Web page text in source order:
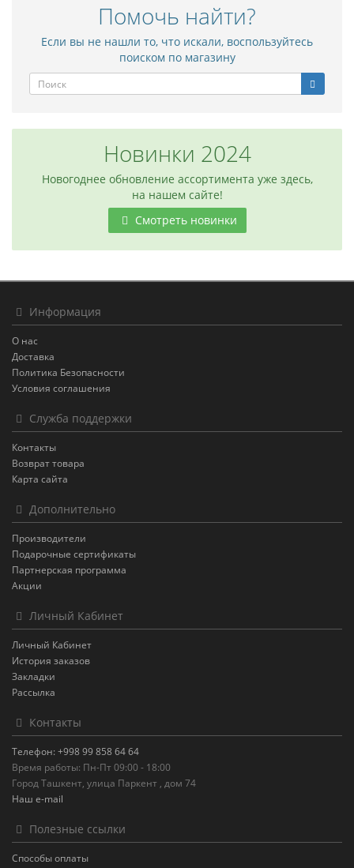
Помочь найти?
Если вы не нашли то, что искали, воспользуйтесь
поиском по магазину
Новинки 2024
Новогоднее обновление ассортимента уже здесь,
на нашем сайте!
Смотреть новинки
Информация
О нас
Доставка
Политика Безопасности
Условия соглашения
Служба поддержки
Контакты
Возврат товара
Карта сайта
Дополнительно
Производители
Подарочные сертификаты
Партнерская программа
Акции
Личный Кабинет
Личный Кабинет
История заказов
Закладки
Рассылка
Контакты
Телефон: +998 99 858 64 64
Время работы: Пн-Пт 09:00 - 18:00
Город Ташкент, улица Паркент , дом 74
Наш e-mail
Полезные ссылки
Способы оплаты